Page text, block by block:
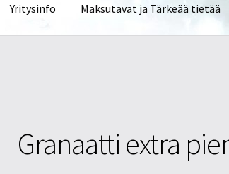
Yritysinfo Maksutavat ja Tärkeää tietää
Granaatti extra